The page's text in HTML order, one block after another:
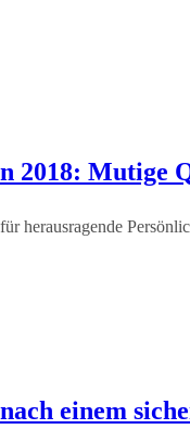
Mutige
herausragende
einem